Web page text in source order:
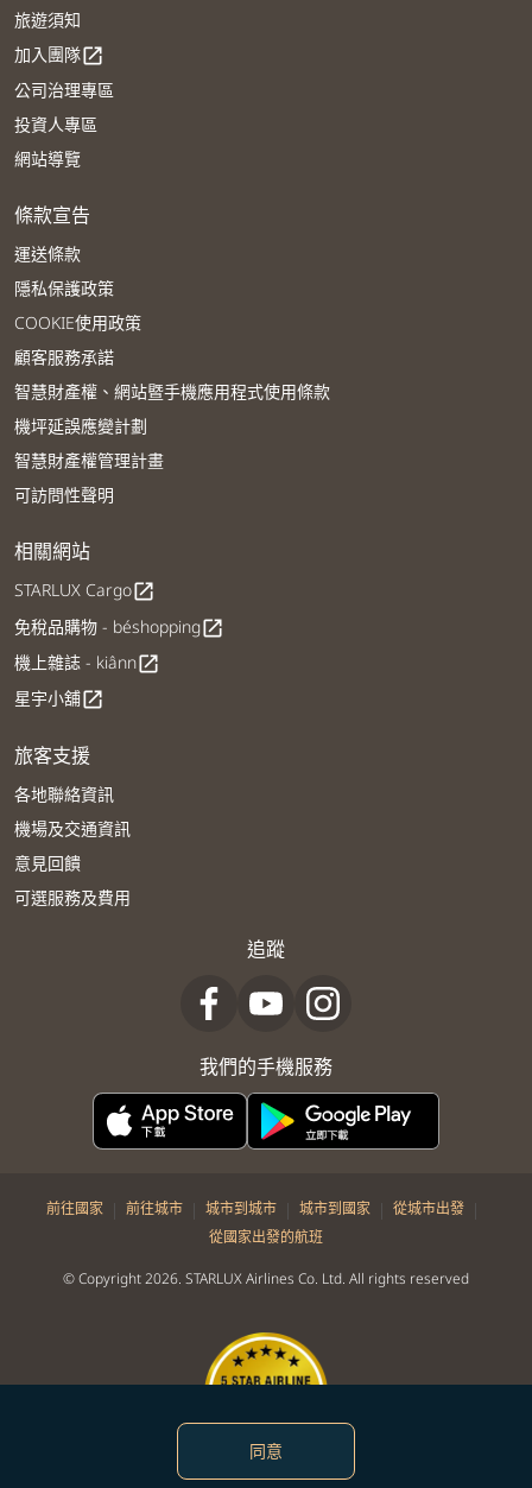
同意
旅遊須知
加入團隊open_in_new
公司治理專區
投資人專區
網站導覽
條款宣告
運送條款
隱私保護政策
COOKIE使用政策
顧客服務承諾
智慧財產權、網站暨手機應用程式使用條款
機坪延誤應變計劃
智慧財產權管理計畫
可訪問性聲明
相關網站
STARLUX Cargoopen_in_new
免稅品購物 - béshoppingopen_in_new
機上雜誌 - kiânnopen_in_new
星宇小舖open_in_new
旅客支援
各地聯絡資訊
機場及交通資訊
意見回饋
可選服務及費用
追蹤
我們的手機服務
前往國家 | 前往城市 | 城市到城市 | 城市到國家 | 從城市出發 |
從國家出發的航班
© Copyright 2026. STARLUX Airlines Co. Ltd. All rights reserved